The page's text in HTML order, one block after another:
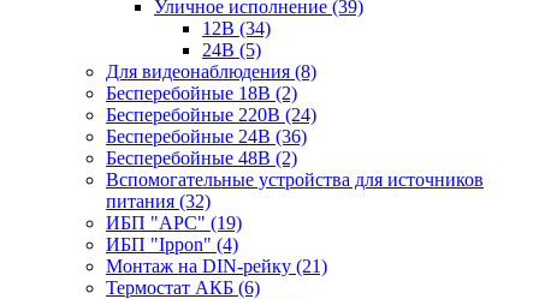
Уличное исполнение (39)
12В (34)
24В (5)
Для видеонаблюдения (8)
Бесперебойные 18В (2)
Бесперебойные 220В (24)
Бесперебойные 24В (36)
Бесперебойные 48В (2)
Вспомогательные устройства для источников
питания (32)
ИБП "APC" (19)
ИБП "Ippon" (4)
Монтаж на DIN-рейку (21)
Термостат АКБ (6)